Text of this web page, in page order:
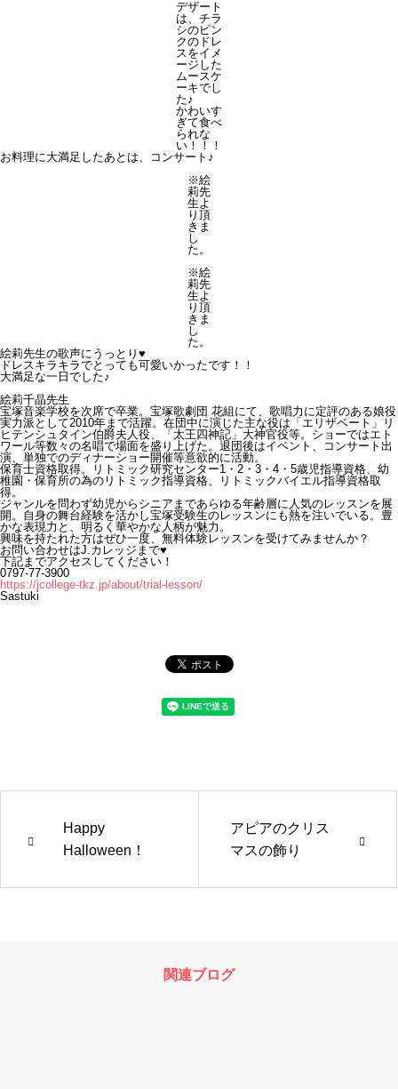
デザート
は、チラ
シのピン
クのドレ
スをイメ
ージした
ムースケ
ーキでし
た♪
かわいす
ぎて食べ
られな
い！！！
お料理に大満足したあとは、コンサート♪
※絵
莉先
生よ
り頂
きま
し
た。
※絵
莉先
生よ
り頂
きま
し
た。
絵莉先生の歌声にうっとり♥
ドレスキラキラでとっても可愛いかったです！！
大満足な一日でした♪
絵莉千晶先生
宝塚音楽学校を次席で卒業。宝塚歌劇団 花組にて、歌唱力に定評のある娘役
実力派として2010年まで活躍。在団中に演じた主な役は「エリザベート」リ
ヒテンシュタイン伯爵夫人役、「太王四神記」大神官役等。ショーではエト
ワール等数々の名唱で場面を盛り上げた。退団後はイベント、コンサート出
演、単独でのディナーショー開催等意欲的に活動。
保育士資格取得。リトミック研究センター1・2・3・4・5歳児指導資格、幼
稚園・保育所の為のリトミック指導資格、リトミックバイエル指導資格取
得。
ジャンルを問わず幼児からシニアまであらゆる年齢層に人気のレッスンを展
開。自身の舞台経験を活かし宝塚受験生のレッスンにも熱を注いでいる。豊
かな表現力と、明るく華やかな人柄が魅力。
興味を持たれた方はぜひ一度、無料体験レッスンを受けてみませんか？
お問い合わせはJ.カレッジまで♥
下記までアクセスしてください！
0797-77-3900
https://jcollege-tkz.jp/about/trial-lesson/
Sastuki
Happy
Halloween！
アピアのクリス
マスの飾り
関連ブログ